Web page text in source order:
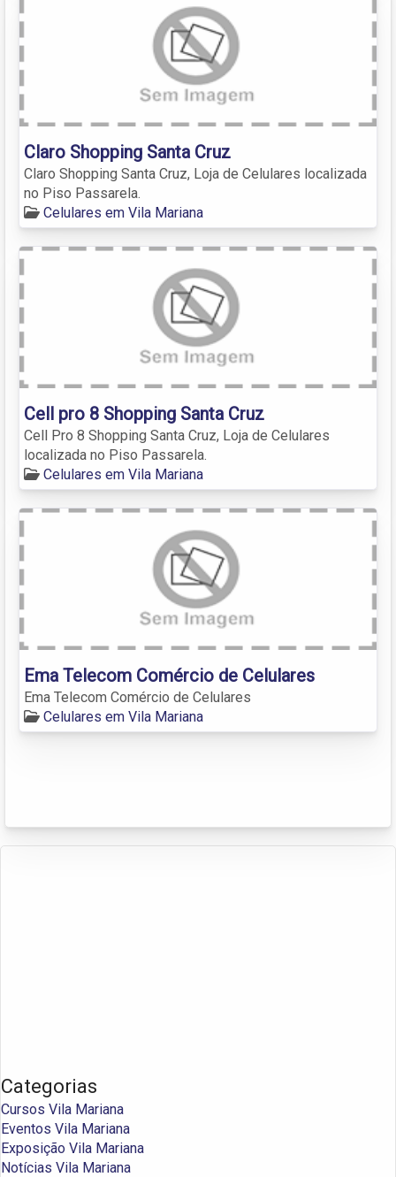
Claro Shopping Santa Cruz
Claro Shopping Santa Cruz, Loja de Celulares localizada
no Piso Passarela.
Celulares em Vila Mariana
Cell pro 8 Shopping Santa Cruz
Cell Pro 8 Shopping Santa Cruz, Loja de Celulares
localizada no Piso Passarela.
Celulares em Vila Mariana
Ema Telecom Comércio de Celulares
Ema Telecom Comércio de Celulares
Celulares em Vila Mariana
Categorias
Cursos Vila Mariana
Eventos Vila Mariana
Exposição Vila Mariana
Notícias Vila Mariana